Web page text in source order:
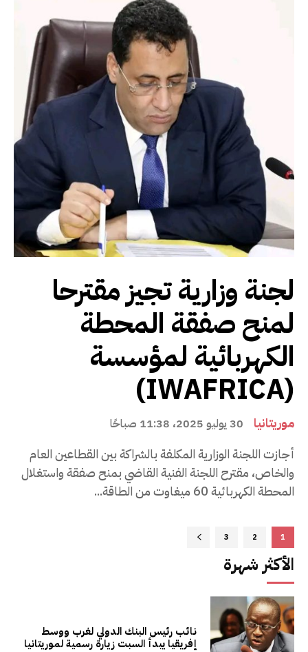
لجنة وزارية تجيز مقترحا
لمنح صفقة المحطة
الكهربائية لمؤسسة
(IWAFRICA)
موريتانيا 30 يوليو 2025، 11:38 صباحًا
أجازت اللجنة الوزارية المكلفة بالشراكة بين القطاعين العام
والخاص، مقترح اللجنة الفنية القاضي بمنح صفقة واستغلال
المحطة الكهربائية 60 ميغاوت من الطاقة...
1
2
3
الأكثر شهرة
نائب رئيس البنك الدولي لغرب ووسط
إفريقيا يبدأ السبت زيارة رسمية لموريتانيا